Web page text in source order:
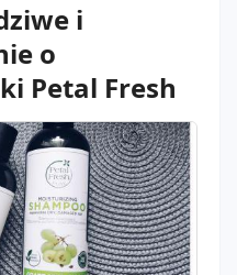
i
o
Petal Fresh